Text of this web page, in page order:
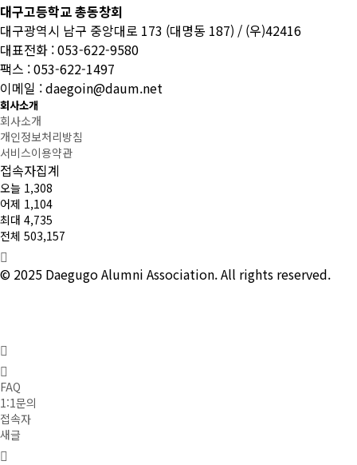
대구고등학교 총동창회
대구광역시 남구 중앙대로 173 (대명동 187) / (우)42416
대표전화 : 053-622-9580
팩스 : 053-622-1497
이메일 : daegoin@daum.net
회사소개
회사소개
개인정보처리방침
서비스이용약관
접속자집계
오늘 1,308
어제 1,104
최대 4,735
전체 503,157
© 2025 Daegugo Alumni Association. All rights reserved.
FAQ
1:1문의
접속자
새글